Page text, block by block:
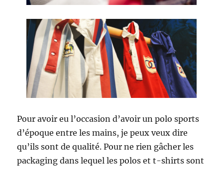
Pour avoir eu l’occasion d’avoir un polo sports
d’époque entre les mains, je peux veux dire
qu’ils sont de qualité. Pour ne rien gâcher les
packaging dans lequel les polos et t-shirts sont